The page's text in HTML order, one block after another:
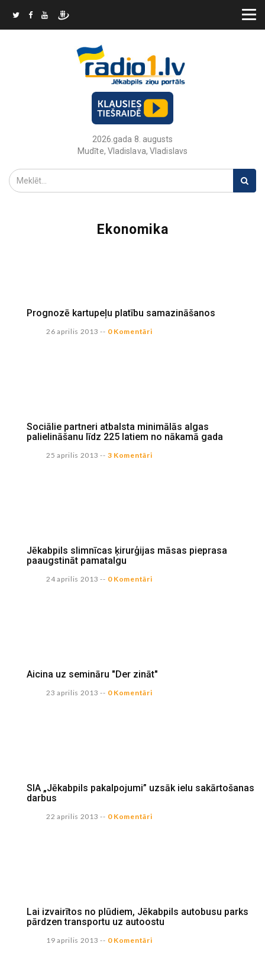
2026.gada 8. augusts
Mudīte, Vladislava, Vladislavs
Ekonomika
Prognozē kartupeļu platību samazināšanos
26 aprilis 2013 -- 0 Komentāri
Sociālie partneri atbalsta minimālās algas
palielināšanu līdz 225 latiem no nākamā gada
25 aprilis 2013 -- 3 Komentāri
Jēkabpils slimnīcas ķirurģijas māsas pieprasa
paaugstināt pamatalgu
24 aprilis 2013 -- 0 Komentāri
Aicina uz semināru "Der zināt"
23 aprilis 2013 -- 0 Komentāri
SIA „Jēkabpils pakalpojumi” uzsāk ielu sakārtošanas
darbus
22 aprilis 2013 -- 0 Komentāri
Lai izvairītos no plūdiem, Jēkabpils autobusu parks
pārdzen transportu uz autoostu
19 aprilis 2013 -- 0 Komentāri